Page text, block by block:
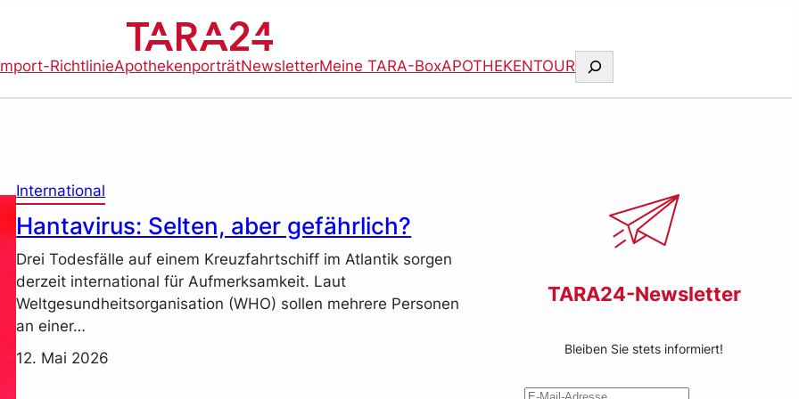
RichtlinieApothekenporträtNewsletterMeine TARA-BoxAPOTHEKENTOUR Suchen
International
Hantavirus: Selten, aber gefährlich?
Drei Todesfälle auf einem Kreuzfahrtschiff im Atlantik sorgen
derzeit international für Aufmerksamkeit. Laut
Weltgesundheitsorganisation (WHO) sollen mehrere Personen
an einer…
12. Mai 2026
TARA24-Newsletter
Bleiben Sie stets informiert!